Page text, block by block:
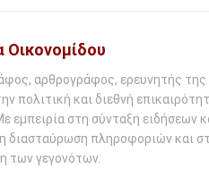
Οικονομίδου
αρθρογράφος, ερευνητής της
πολιτική και διεθνή
εμπειρία στη σύνταξη ειδήσεων
διασταύρωση πληροφοριών και
των γεγονότων.